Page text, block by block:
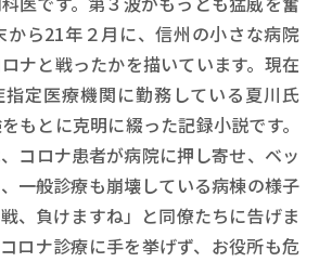
から21年２月に、信州の小さな病院
ナと戦ったかを描いています。現在
指定医療機関に勤務している夏川氏
もとに克明に綴った記録小説です。
コロナ患者が病院に押し寄せ、ベッ
一般診療も崩壊している病棟の様子
、負けますね」と同僚たちに告げま
ロナ診療に手を挙げず、お役所も危